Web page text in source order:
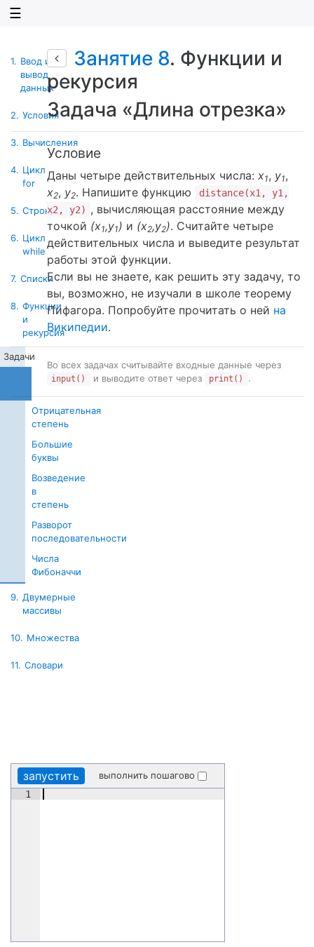
☰
1. Ввод и
вывод
данных
2. Условия
3. Вычисления
4. Цикл
for
5. Строки
6. Цикл
while
7. Списки
8. Функции
и
рекурсия
Задачи
Длина
Отрицательная
степень
Большие
буквы
Возведение
в
степень
Разворот
последовательности
Числа
Фибоначчи
9. Двумерные
массивы
10. Множества
11. Словари
Занятие 8. Функции и
рекурсия
Задача «Длина отрезка»
Условие
Даны четыре действительных числа: x1, y1,
x2, y2. Напишите функцию
distance(x1, y1,
x2, y2) , вычисляющая расстояние между
точкой (x1,y1) и (x2,y2). Считайте четыре
действительных числа и выведите результат
работы этой функции.
Если вы не знаете, как решить эту задачу, то
вы, возможно, не изучали в школе теорему
Пифагора. Попробуйте прочитать о ней на
Википедии.
Во всех задачах считывайте входные данные через
input() и выводите ответ через print() .
запустить
выполнить пошагово
1